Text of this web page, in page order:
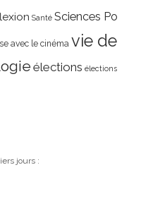
Santé Sciences Po
avec le cinéma vie de
élections élections
jours :